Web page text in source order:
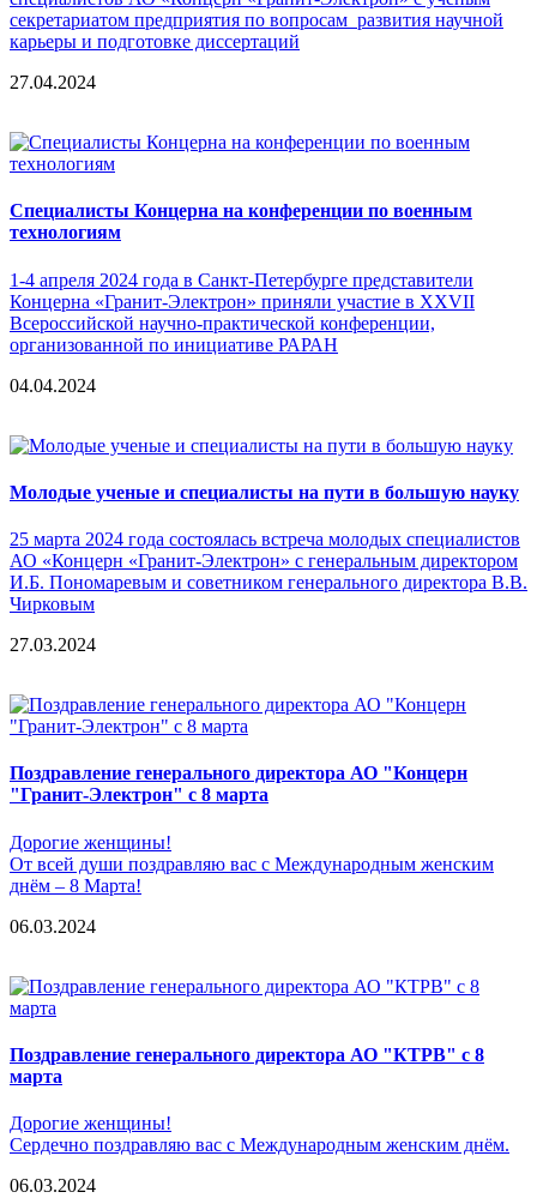
секретариатом предприятия по вопросам развития научной
карьеры и подготовке диссертаций
27.04.2024
Специалисты Концерна на конференции по военным
технологиям
1-4 апреля 2024 года в Санкт-Петербурге представители
Концерна «Гранит-Электрон» приняли участие в XXVII
Всероссийской научно-практической конференции,
организованной по инициативе РАРАН
04.04.2024
Молодые ученые и специалисты на пути в большую науку
25 марта 2024 года состоялась встреча молодых специалистов
АО «Концерн «Гранит-Электрон» с генеральным директором
И.Б. Пономаревым и советником генерального директора В.В.
Чирковым
27.03.2024
Поздравление генерального директора АО "Концерн
"Гранит-Электрон" с 8 марта
Дорогие женщины!
От всей души поздравляю вас с Международным женским
днём – 8 Марта!
06.03.2024
Поздравление генерального директора АО "КТРВ" с 8
марта
Дорогие женщины!
Сердечно поздравляю вас с Международным женским днём.
06.03.2024